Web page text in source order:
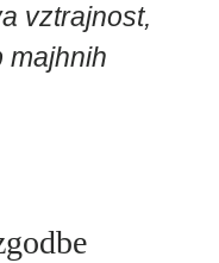
vztrajnost,
majhnih